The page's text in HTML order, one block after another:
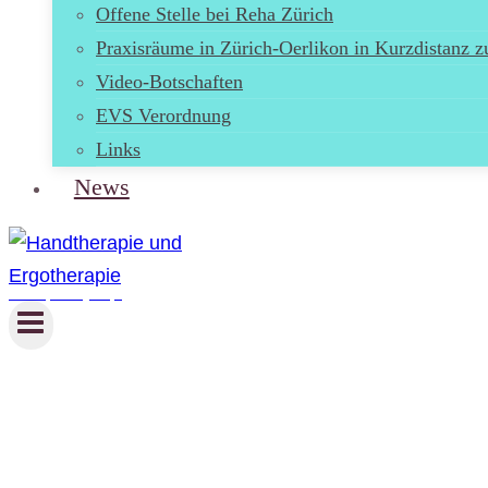
Offene Stelle bei Reha Zürich
Praxisräume in Zürich-Oerlikon in Kurzdistanz
Video-Botschaften
EVS Verordnung
Links
News